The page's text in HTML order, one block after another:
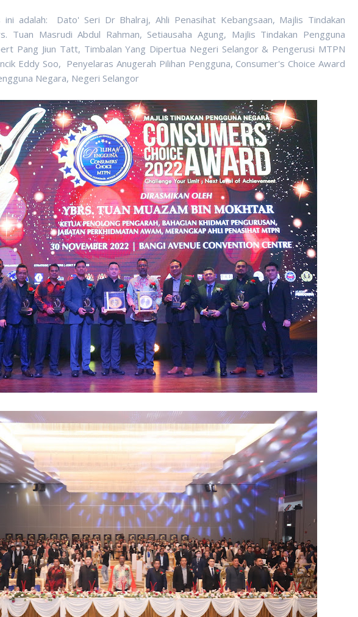
adalah:
Dato' Seri Dr Bhalraj, Ahli Penasihat Kebangsaan, Majlis Tindakan
Tuan Masrudi Abdul Rahman, Setiausaha Agung, Majlis Tindakan Pengguna
Pang Jiun Tatt, Timbalan Yang Dipertua Negeri Selangor & Pengerusi MTPN
Eddy Soo, Penyelaras Anugerah Pilihan Pengguna, Consumer's Choice Award
Negara, Negeri Selangor